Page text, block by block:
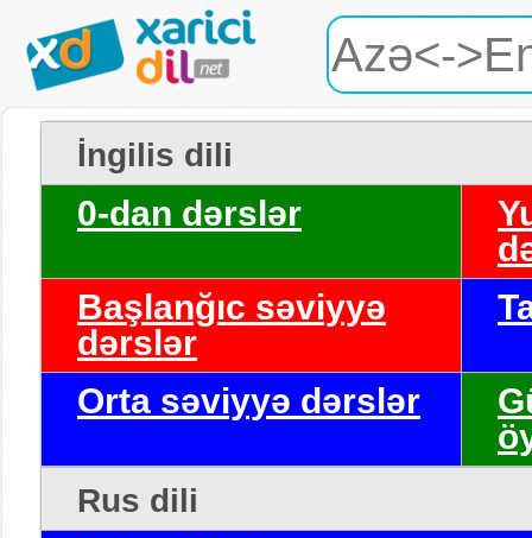
İngilis dili
0-dan dərslər
Başlanğıc səviyyə
dərslər
Orta səviyyə dərslər
Rus dili